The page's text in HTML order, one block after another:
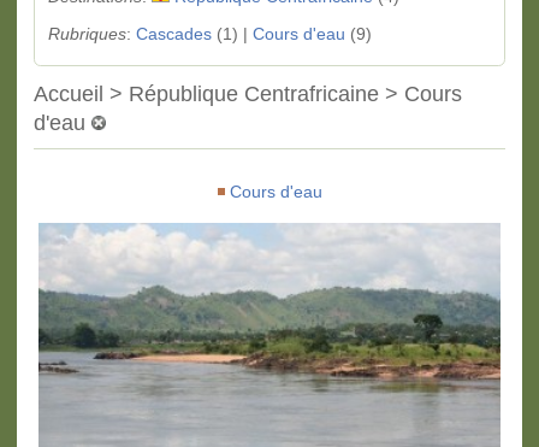
Rubriques: Cascades(1) | Cours d'eau (9)
Accueil > République Centrafricaine > Cours
d'eau
Cours d'eau